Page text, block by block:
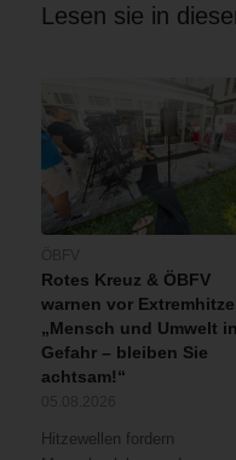
Lesen sie in
Rotes Kreuz & ÖBFV
warnen vor
„Mensch und Umwelt in
Gefahr – bleiben Sie
achtsam!“
Hitzewellen fordern